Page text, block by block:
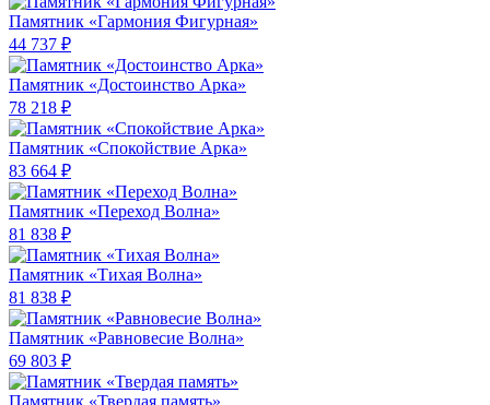
Памятник «Гармония Фигурная»
44 737 ₽
Памятник «Достоинство Арка»
78 218 ₽
Памятник «Спокойствие Арка»
83 664 ₽
Памятник «Переход Волна»
81 838 ₽
Памятник «Тихая Волна»
81 838 ₽
Памятник «Равновесие Волна»
69 803 ₽